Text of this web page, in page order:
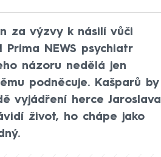
za výzvy k násilí vůči
NEWS psychiatr
názoru nedělá jen
podněcuje. Kašparů by
vyjádření herce Jaroslava
život, ho chápe jako